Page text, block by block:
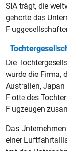
SIA trägt, die
gehörte das
Die
wurde die Firma,
Australien, Japan
Flotte des
Flugzeugen
Das
einer